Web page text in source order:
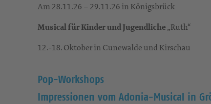
Am 28.11.26 – 29.11.26 in Königsbrück
Musical für Kinder und Jugendliche„Ruth“
12.-18. Oktober in Cunewalde und Kirschau
Pop-Workshops
Impressionen vom Adonia-Musical in